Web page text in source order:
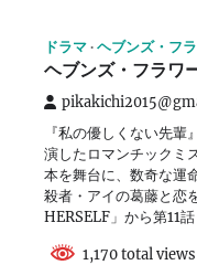
ドラマ ヘブンズ・フ
ヘブンズ・フラワ
『私の優しくない先
演したロマンチックミ
本を舞台に、数奇な運
殺者・アイの葛藤と
HERSELF」から第11
1,170 total views